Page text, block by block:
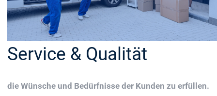
Service & Qualität
die Wünsche und Bedürfnisse der Kunden zu erfüllen.